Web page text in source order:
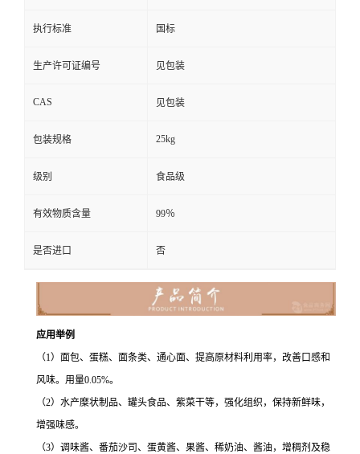
执行标准 国标
生产许可证编号 见包装
CAS 见包装
包装规格 25kg
级别 食品级
有效物质含量 99％
是否进口 否
应用举例
（1）面包、蛋糕、面条类、通心面、提高原材料利用率，改善口感和
风味。用量0.05%。
（2）水产糜状制品、罐头食品、紫菜干等，强化组织，保持新鲜味，
增强味感。
（3）调味酱、番茄沙司、蛋黄酱、果酱、稀奶油、酱油，增稠剂及稳